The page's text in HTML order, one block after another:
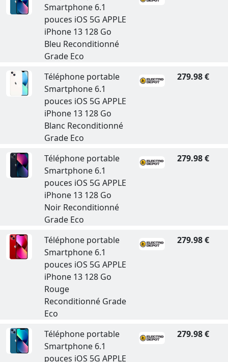
Smartphone 6.1
pouces iOS 5G APPLE
iPhone 13 128 Go
Bleu Reconditionné
Grade Eco
Téléphone portable
Smartphone 6.1
pouces iOS 5G APPLE
iPhone 13 128 Go
Blanc Reconditionné
Grade Eco
279.98 €
Téléphone portable
Smartphone 6.1
pouces iOS 5G APPLE
iPhone 13 128 Go
Noir Reconditionné
Grade Eco
279.98 €
Téléphone portable
Smartphone 6.1
pouces iOS 5G APPLE
iPhone 13 128 Go
Rouge
Reconditionné Grade
Eco
279.98 €
Téléphone portable
Smartphone 6.1
pouces iOS 5G APPLE
279.98 €